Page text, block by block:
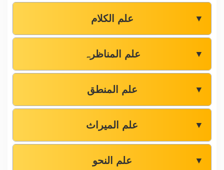
علم الکلام ▼
علم المناظرہ ▼
علم المنطق ▼
علم المیراث ▼
علم النحو ▼